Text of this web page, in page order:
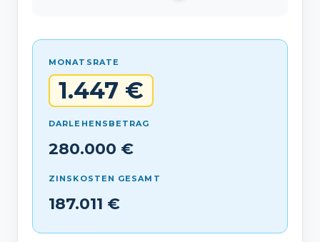
MONATSRATE
1.447 €
DARLEHENSBETRAG
280.000 €
ZINSKOSTEN GESAMT
187.011 €